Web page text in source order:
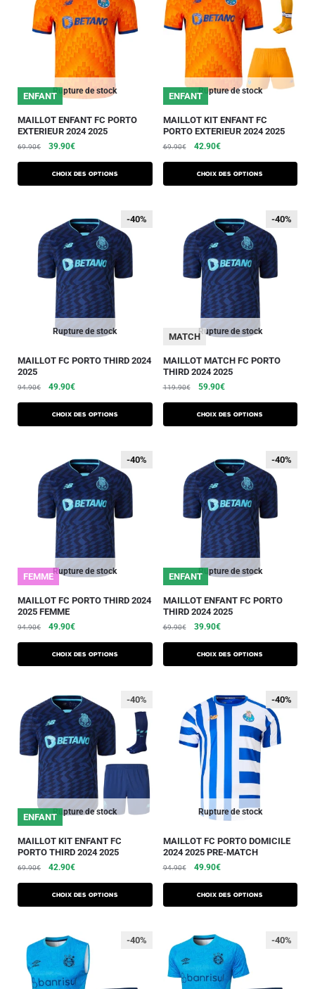
Rupture de stock
ENFANT
MAILLOT ENFANT FC PORTO
EXTERIEUR 2024 2025
69.90€ 39.90€
Choix des options
Rupture de stock
ENFANT
MAILLOT KIT ENFANT FC
PORTO EXTERIEUR 2024 2025
69.90€ 42.90€
Choix des options
Rupture de stock
-40%
-40%
MAILLOT FC PORTO THIRD 2024
2025
94.90€ 49.90€
Choix des options
Rupture de stock
-40%
-40%
MATCH
MAILLOT MATCH FC PORTO
THIRD 2024 2025
119.90€ 59.90€
Choix des options
Rupture de stock
-40%
FEMME
-40%
MAILLOT FC PORTO THIRD 2024
2025 FEMME
94.90€ 49.90€
Choix des options
Rupture de stock
-40%
ENFANT
-40%
MAILLOT ENFANT FC PORTO
THIRD 2024 2025
69.90€ 39.90€
Choix des options
Rupture de stock
ENFANT
-40%
MAILLOT KIT ENFANT FC
PORTO THIRD 2024 2025
69.90€ 42.90€
Choix des options
Rupture de stock
-40%
-40%
MAILLOT FC PORTO DOMICILE
2024 2025 PRE-MATCH
94.90€ 49.90€
Choix des options
-40% -40%